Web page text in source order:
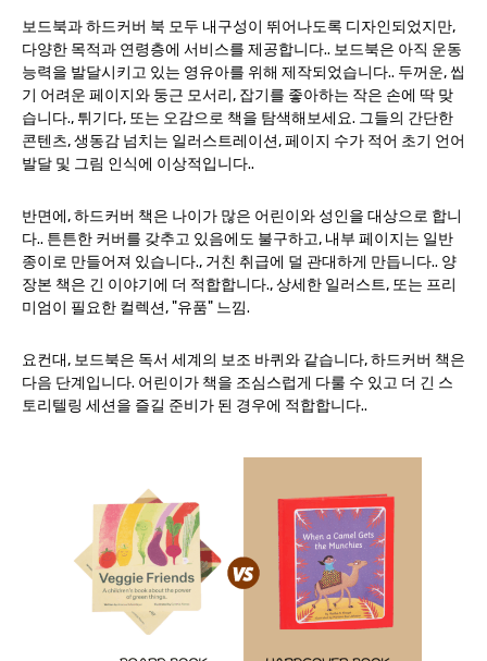
보드북과 하드커버 북 모두 내구성이 뛰어나도록 디자인되었지만,
다양한 목적과 연령층에 서비스를 제공합니다.. 보드북은 아직 운동
능력을 발달시키고 있는 영유아를 위해 제작되었습니다.. 두꺼운, 씹
기 어려운 페이지와 둥근 모서리, 잡기를 좋아하는 작은 손에 딱 맞
습니다., 튀기다, 또는 오감으로 책을 탐색해보세요. 그들의 간단한
콘텐츠, 생동감 넘치는 일러스트레이션, 페이지 수가 적어 초기 언어
발달 및 그림 인식에 이상적입니다..
반면에, 하드커버 책은 나이가 많은 어린이와 성인을 대상으로 합니
다.. 튼튼한 커버를 갖추고 있음에도 불구하고, 내부 페이지는 일반
종이로 만들어져 있습니다., 거친 취급에 덜 관대하게 만듭니다.. 양
장본 책은 긴 이야기에 더 적합합니다., 상세한 일러스트, 또는 프리
미엄이 필요한 컬렉션, "유품" 느낌.
요컨대, 보드북은 독서 세계의 보조 바퀴와 같습니다, 하드커버 책은
다음 단계입니다. 어린이가 책을 조심스럽게 다룰 수 있고 더 긴 스
토리텔링 세션을 즐길 준비가 된 경우에 적합합니다..